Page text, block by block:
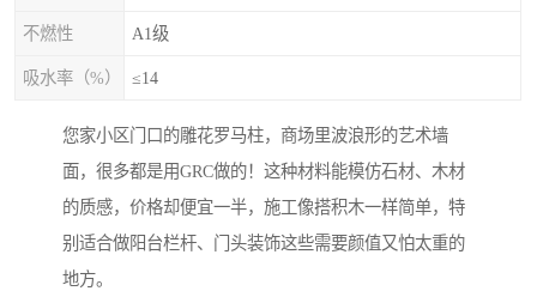
不燃性 A1级
吸水率（%） ≤14
您家小区门口的雕花罗马柱，商场里波浪形的艺术墙
面，很多都是用GRC做的！这种材料能模仿石材、木材
的质感，价格却便宜一半，施工像搭积木一样简单，特
别适合做阳台栏杆、门头装饰这些需要颜值又怕太重的
地方。